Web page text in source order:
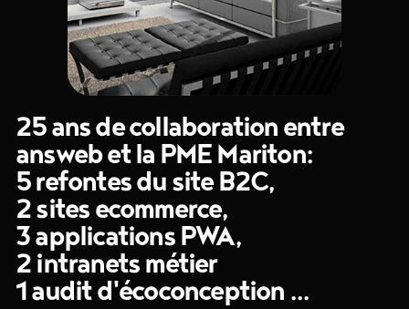
25 ans de collaboration entre
answeb et la PME Mariton:
5 refontes du site B2C,
2 sites ecommerce,
3 applications PWA,
2 intranets métier
1 audit d'écoconception ...